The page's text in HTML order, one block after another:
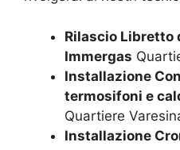
Rilascio Libretto
Immergas
Installazione
termosifoni e
Quartiere
Installazione